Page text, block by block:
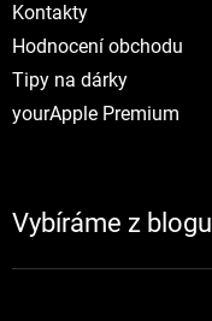
Kontakty
Hodnocení obchodu
Tipy na dárky
yourApple Premium
Vybíráme z blogu